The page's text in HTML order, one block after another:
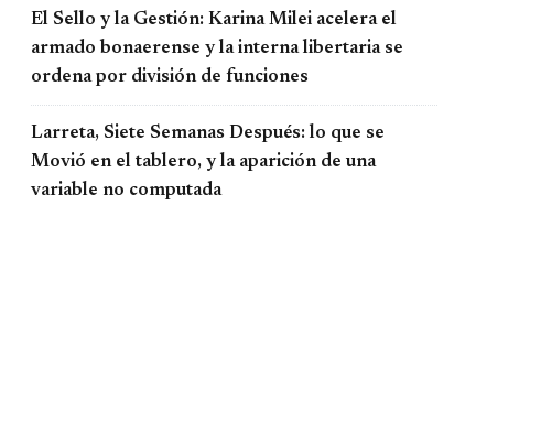
El Sello y la Gestión: Karina Milei acelera el
armado bonaerense y la interna libertaria se
ordena por división de funciones
Larreta, Siete Semanas Después: lo que se
Movió en el tablero, y la aparición de una
variable no computada